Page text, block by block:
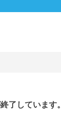
了しています。